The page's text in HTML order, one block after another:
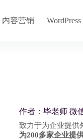
内容营销 WordPress
作者：毕老师 微
致力于为企业提供
为200多家企业提